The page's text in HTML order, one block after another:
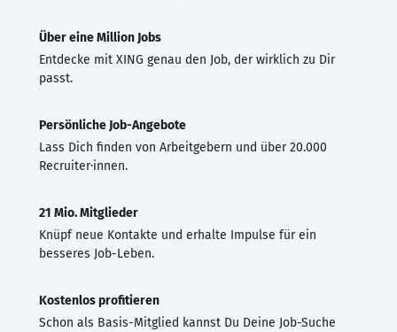
Über eine Million Jobs
Entdecke mit XING genau den Job, der wirklich zu Dir
passt.
Persönliche Job-Angebote
Lass Dich finden von Arbeitgebern und über 20.000
Recruiter·innen.
21 Mio. Mitglieder
Knüpf neue Kontakte und erhalte Impulse für ein
besseres Job-Leben.
Kostenlos profitieren
Schon als Basis-Mitglied kannst Du Deine Job-Suche